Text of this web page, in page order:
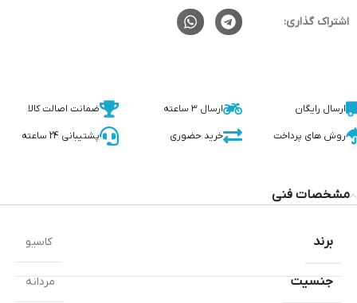
اشتراک گذاری:
ارسال رایگان ارسال 3 ساعته ضمانت اصالت کالا
روش های پرداخت خرید حضوری پشتیبانی 24 ساعته
مشخصات فنی
جنسیت مردانه
برند کاسیو